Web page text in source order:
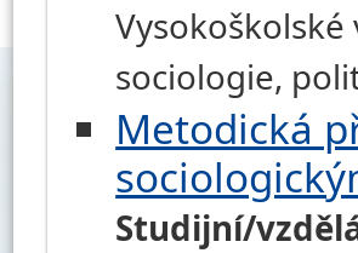
sociologie,
Metodická
Studijní/